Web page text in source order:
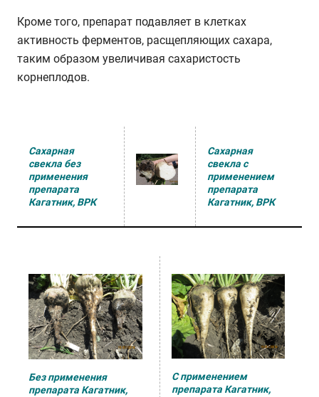
Кроме того, препарат подавляет в клетках
активность ферментов, расщепляющих сахара,
таким образом увеличивая сахаристость
корнеплодов.
Сахарная
свекла без
применения
препарата
Кагатник, ВРК
Сахарная
свекла с
применением
препарата
Кагатник, ВРК
Без применения
препарата Кагатник,
С применением
препарата Кагатник,